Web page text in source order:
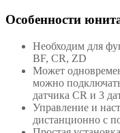
Особенности
Необходим для
BF, CR, ZD
Может
можно
датчика CR и 3
Управление и
дистанционно с